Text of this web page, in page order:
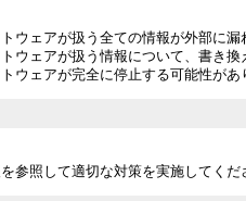
トウェアが扱う全ての情報が外部に漏
トウェアが扱う情報について、書き換
トウェアが完全に停止する可能性があ
参照して適切な対策を実施してくだ